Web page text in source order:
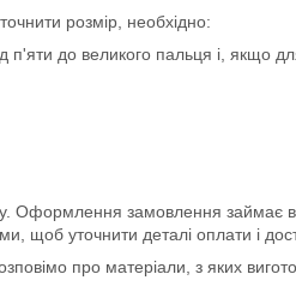
розмір, необхідно:
до великого пальця і, якщо
Оформлення замовлення займає
щоб уточнити деталі оплати і
про матеріали, з яких